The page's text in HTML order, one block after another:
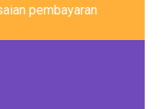
pembayaran